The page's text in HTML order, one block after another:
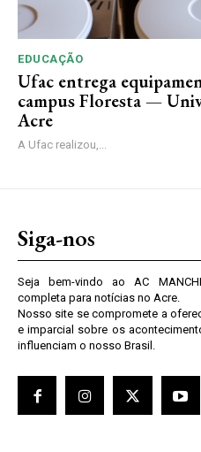
EDUCAÇÃO
Ufac entrega
campus Floresta —
Acre
A Ufac realizou,...
Siga-nos
Seja bem-vindo ao AC
completa para notícias no Acre.
Nosso site se compromete a
e imparcial sobre os
influenciam o nosso Brasil.